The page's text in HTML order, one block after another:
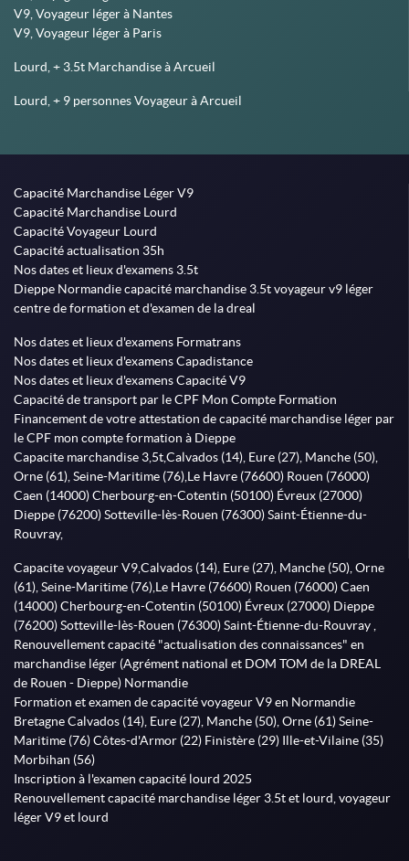
V9, Voyageur léger à Nantes
V9, Voyageur léger à Paris
Lourd, + 3.5t Marchandise à Arcueil
Lourd, + 9 personnes Voyageur à Arcueil
Capacité Marchandise Léger V9
Capacité Marchandise Lourd
Capacité Voyageur Lourd
Capacité actualisation 35h
Nos dates et lieux d'examens 3.5t
Dieppe Normandie capacité marchandise 3.5t voyageur v9 léger
centre de formation et d'examen de la dreal
Nos dates et lieux d'examens Formatrans
Nos dates et lieux d'examens Capadistance
Nos dates et lieux d'examens Capacité V9
Capacité de transport par le CPF Mon Compte Formation
Financement de votre attestation de capacité marchandise léger par
le CPF mon compte formation à Dieppe
Capacite marchandise 3,5t,Calvados (14), Eure (27), Manche (50),
Orne (61), Seine-Maritime (76),Le Havre (76600) Rouen (76000)
Caen (14000) Cherbourg-en-Cotentin (50100) Évreux (27000)
Dieppe (76200) Sotteville-lès-Rouen (76300) Saint-Étienne-du-
Rouvray,
Capacite voyageur V9,Calvados (14), Eure (27), Manche (50), Orne
(61), Seine-Maritime (76),Le Havre (76600) Rouen (76000) Caen
(14000) Cherbourg-en-Cotentin (50100) Évreux (27000) Dieppe
(76200) Sotteville-lès-Rouen (76300) Saint-Étienne-du-Rouvray ,
Renouvellement capacité "actualisation des connaissances" en
marchandise léger (Agrément national et DOM TOM de la DREAL
de Rouen - Dieppe) Normandie
Formation et examen de capacité voyageur V9 en Normandie
Bretagne Calvados (14), Eure (27), Manche (50), Orne (61) Seine-
Maritime (76) Côtes-d'Armor (22) Finistère (29) Ille-et-Vilaine (35)
Morbihan (56)
Inscription à l'examen capacité lourd 2025
Renouvellement capacité marchandise léger 3.5t et lourd, voyageur
léger V9 et lourd